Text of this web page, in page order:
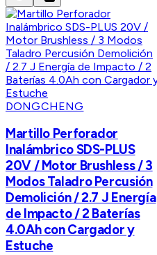
DONGCHENG
Martillo Perforador
Inalámbrico SDS-PLUS
20V / Motor Brushless / 3
Modos Taladro Percusión
Demolición / 2.7 J Energía
de Impacto / 2 Baterías
4.0Ah con Cargador y
Estuche